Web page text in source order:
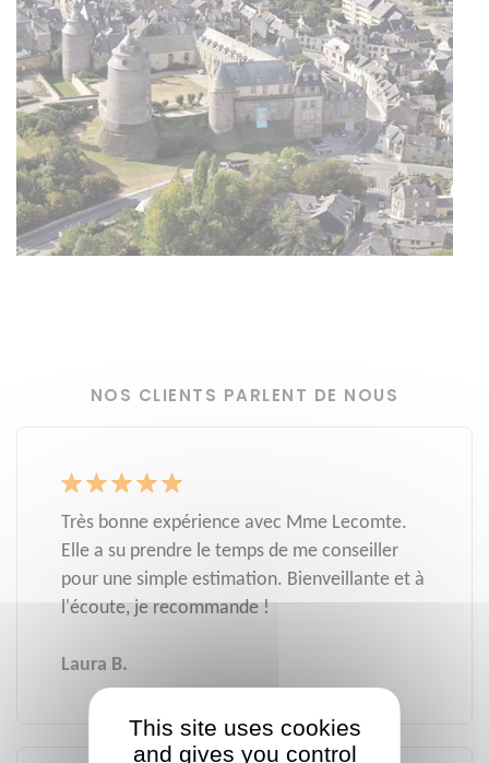
NOS CLIENTS PARLENT DE NOUS
Très bonne expérience avec Mme Lecomte.
Elle a su prendre le temps de me conseiller
pour une simple estimation. Bienveillante et à
l'écoute, je recommande !
Laura B.
This site uses cookies
and gives you control